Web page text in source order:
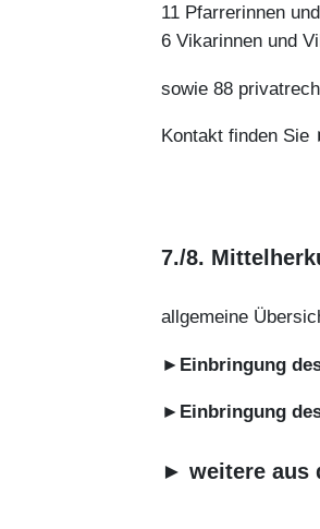
11 Pfarrerinnen
6 Vikarinnen und
sowie 88
Kontakt finden Sie
7./8.
allgemeine
►Einbringung
►Einbringung
► weitere aus